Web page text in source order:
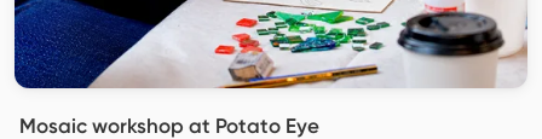
Mosaic workshop at Potato Eye